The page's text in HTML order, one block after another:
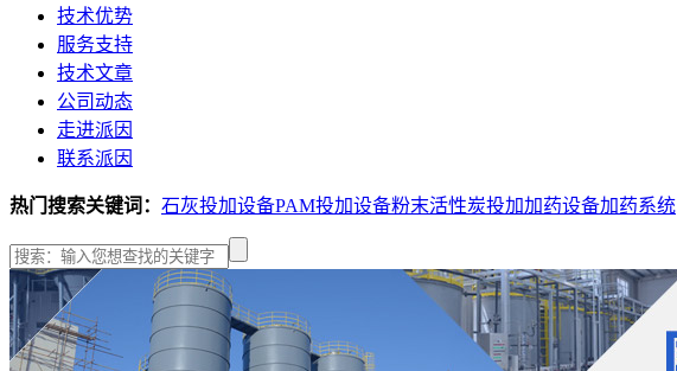
技术优势
服务支持
技术文章
公司动态
走进派因
联系派因
热门搜索关键词： 石灰投加设备PAM投加设备粉末活性炭投加加药设备加药系统